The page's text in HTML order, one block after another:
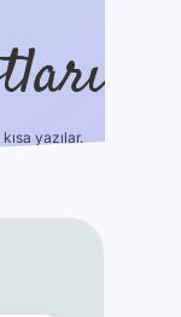
yazılar.
https://